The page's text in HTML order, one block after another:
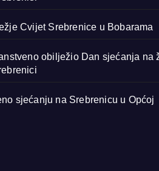
Cvijet Srebrenice u Bobarama
obilježio Dan sjećanja na
sjećanju na Srebrenicu u Općoj